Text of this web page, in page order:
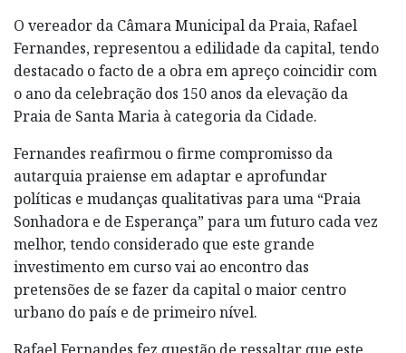
O vereador da Câmara Municipal da Praia, Rafael
Fernandes, representou a edilidade da capital, tendo
destacado o facto de a obra em apreço coincidir com
o ano da celebração dos 150 anos da elevação da
Praia de Santa Maria à categoria da Cidade.
Fernandes reafirmou o firme compromisso da
autarquia praiense em adaptar e aprofundar
políticas e mudanças qualitativas para uma “Praia
Sonhadora e de Esperança” para um futuro cada vez
melhor, tendo considerado que este grande
investimento em curso vai ao encontro das
pretensões de se fazer da capital o maior centro
urbano do país e de primeiro nível.